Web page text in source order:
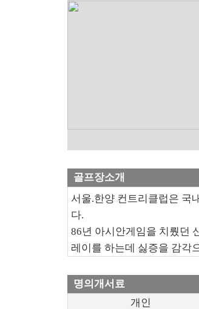
골프장소개
서울.한양 컨트리클럽은 국
다.
86년 아시안게임을 치뤘던
레이를 하는데 싫증을 감각
명의개서료
개인